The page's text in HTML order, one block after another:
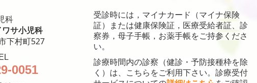
科
サ小児科
下村町527
0051
受診時には，マイナカード（マイナ保険
証）または健康保険証，医療受給者証、診
察券，母子手帳，お薬手帳をご持参くださ
い。
診療時間内の診察（健診・予防接種枠を除
く）は、こちらをご利用下さい。診療受付